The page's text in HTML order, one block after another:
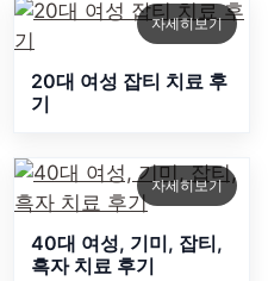
자세히보기
20대 여성 잡티 치료 후
기
자세히보기
40대 여성, 기미, 잡티,
흑자 치료 후기